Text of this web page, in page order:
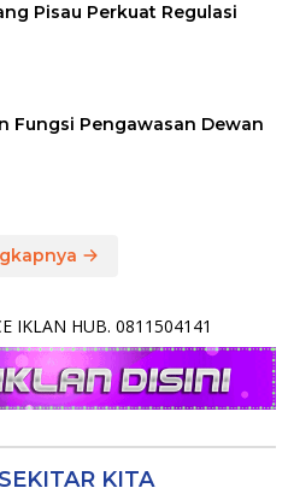
Pisau Perkuat Regulasi
Fungsi Pengawasan Dewan
KITA